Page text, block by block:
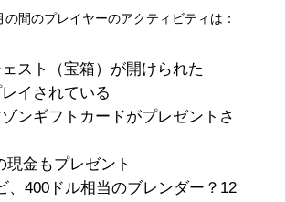
の間のプレイヤーのアクティビティは：
スト（宝箱）が開けられた
イされている
ンギフトカードがプレゼントさ
現金もプレゼント
、400ドル相当のブレンダー？12